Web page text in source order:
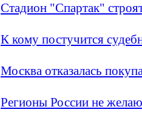
Стадион "Спартак"
К кому постучится
Москва отказалась
Регионы России не